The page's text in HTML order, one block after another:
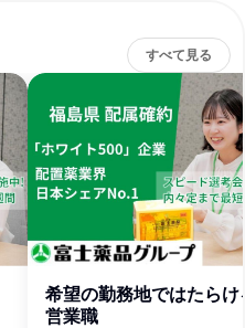
すべて見る
希望の勤務地ではたらけ
営業職